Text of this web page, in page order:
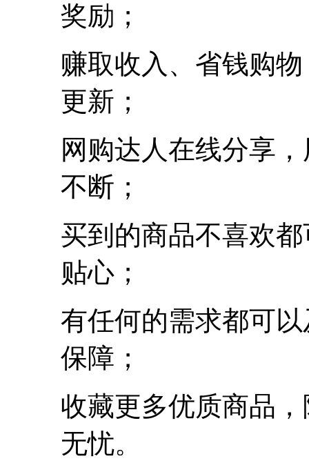
奖励；
赚取收入、省钱购
更新；
网购达人在线分享
不断；
买到的商品不喜欢
贴心；
有任何的需求都可
保障；
收藏更多优质商品
无忧。